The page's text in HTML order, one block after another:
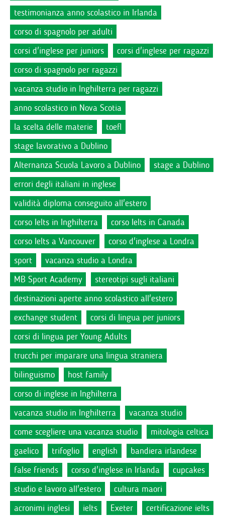
testimonianza anno scolastico in Irlanda
corso di spagnolo per adulti
corsi d'inglese per juniors
corsi d'inglese per ragazzi
corso di spagnolo per ragazzi
vacanza studio in Inghilterra per ragazzi
anno scolastico in Nova Scotia
la scelta delle materie
toefl
stage lavorativo a Dublino
Alternanza Scuola Lavoro a Dublino
stage a Dublino
errori degli italiani in inglese
validità diploma conseguito all'estero
corso Ielts in Inghilterra
corso Ielts in Canada
corso Ielts a Vancouver
corso d'inglese a Londra
sport
vacanza studio a Londra
MB Sport Academy
stereotipi sugli italiani
destinazioni aperte anno scolastico all'estero
exchange student
corsi di lingua per juniors
corsi di lingua per Young Adults
trucchi per imparare una lingua straniera
bilinguismo
host family
corso di inglese in Inghilterra
vacanza studio in Inghilterra
vacanza studio
come scegliere una vacanza studio
mitologia celtica
gaelico
trifoglio english
bandiera irlandese
false friends
corso d'inglese in Irlanda
cupcakes
studio e lavoro all'estero
cultura maori
acronimi inglesi
ielts Exeter
certificazione ielts